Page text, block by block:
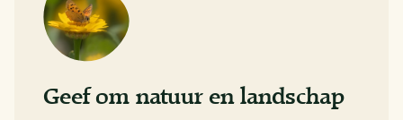
Geef om natuur en landschap